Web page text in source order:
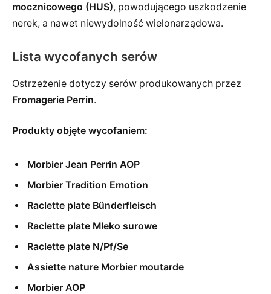
mocznicowego (HUS), powodującego uszkodzenie
nerek, a nawet niewydolność wielonarządowa.
Lista wycofanych serów
Ostrzeżenie dotyczy serów produkowanych przez
Fromagerie Perrin.
Produkty objęte wycofaniem:
Morbier Jean Perrin AOP
Morbier Tradition Emotion
Raclette plate Bünderfleisch
Raclette plate Mleko surowe
Raclette plate N/Pf/Se
Assiette nature Morbier moutarde
Morbier AOP